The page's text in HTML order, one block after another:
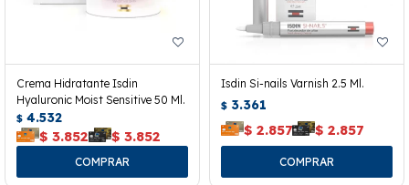
Crema Hidratante Isdin
Hyaluronic Moist Sensitive 50 Ml.
$ 4.532
$ 3.852 $ 3.852
Isdin Si-nails Varnish 2.5 Ml.
$ 3.361
$ 2.857 $ 2.857